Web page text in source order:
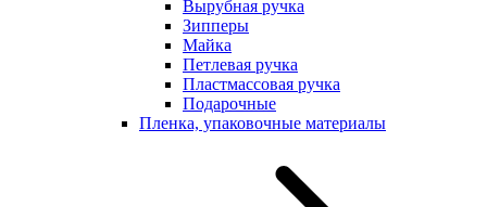
Вырубная ручка
Зипперы
Майка
Петлевая ручка
Пластмассовая ручка
Подарочные
Пленка, упаковочные материалы